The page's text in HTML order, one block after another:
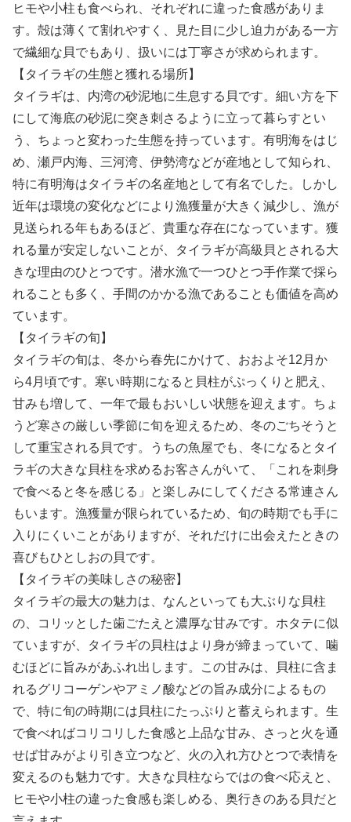
ヒモや小柱も食べられ、それぞれに違った食感がありま
す。殻は薄くて割れやすく、見た目に少し迫力がある一方
で繊細な貝でもあり、扱いには丁寧さが求められます。
【タイラギの生態と獲れる場所】
タイラギは、内湾の砂泥地に生息する貝です。細い方を下
にして海底の砂泥に突き刺さるように立って暮らすとい
う、ちょっと変わった生態を持っています。有明海をはじ
め、瀬戸内海、三河湾、伊勢湾などが産地として知られ、
特に有明海はタイラギの名産地として有名でした。しかし
近年は環境の変化などにより漁獲量が大きく減少し、漁が
見送られる年もあるほど、貴重な存在になっています。獲
れる量が安定しないことが、タイラギが高級貝とされる大
きな理由のひとつです。潜水漁で一つひとつ手作業で採ら
れることも多く、手間のかかる漁であることも価値を高め
ています。
【タイラギの旬】
タイラギの旬は、冬から春先にかけて、おおよそ12月か
ら4月頃です。寒い時期になると貝柱がぷっくりと肥え、
甘みも増して、一年で最もおいしい状態を迎えます。ちょ
うど寒さの厳しい季節に旬を迎えるため、冬のごちそうと
して重宝される貝です。うちの魚屋でも、冬になるとタイ
ラギの大きな貝柱を求めるお客さんがいて、「これを刺身
で食べると冬を感じる」と楽しみにしてくださる常連さん
もいます。漁獲量が限られているため、旬の時期でも手に
入りにくいことがありますが、それだけに出会えたときの
喜びもひとしおの貝です。
【タイラギの美味しさの秘密】
タイラギの最大の魅力は、なんといっても大ぶりな貝柱
の、コリッとした歯ごたえと濃厚な甘みです。ホタテに似
ていますが、タイラギの貝柱はより身が締まっていて、噛
むほどに旨みがあふれ出します。この甘みは、貝柱に含ま
れるグリコーゲンやアミノ酸などの旨み成分によるもの
で、特に旬の時期には貝柱にたっぷりと蓄えられます。生
で食べればコリコリした食感と上品な甘み、さっと火を通
せば甘みがより引き立つなど、火の入れ方ひとつで表情を
変えるのも魅力です。大きな貝柱ならではの食べ応えと、
ヒモや小柱の違った食感も楽しめる、奥行きのある貝だと